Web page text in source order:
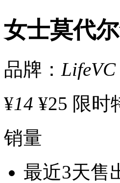
女士莫代
品牌： LifeVC
¥14 ¥25 限时
销量
最近3天售